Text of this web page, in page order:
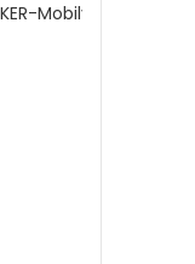
Mobilya-